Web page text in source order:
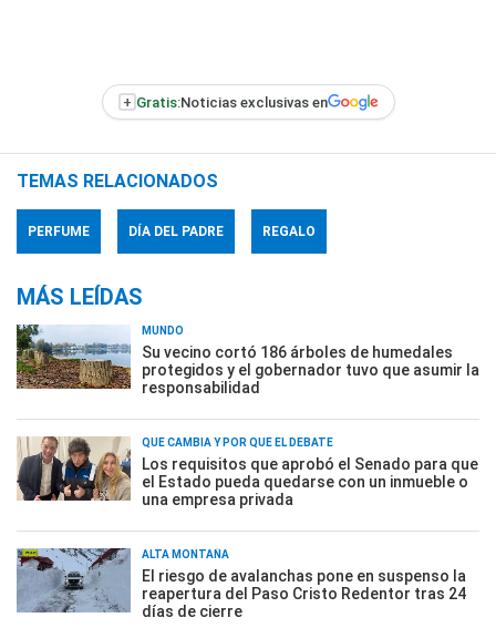
+ Gratis:Noticias exclusivas en
TEMAS RELACIONADOS
PERFUME DÍA DEL PADRE REGALO
MÁS LEÍDAS
MUNDO
Su vecino cortó 186 árboles de humedales
protegidos y el gobernador tuvo que asumir la
responsabilidad
QUÉ CAMBIA Y POR QUÉ EL DEBATE
Los requisitos que aprobó el Senado para que
el Estado pueda quedarse con un inmueble o
una empresa privada
ALTA MONTAÑA
El riesgo de avalanchas pone en suspenso la
reapertura del Paso Cristo Redentor tras 24
días de cierre